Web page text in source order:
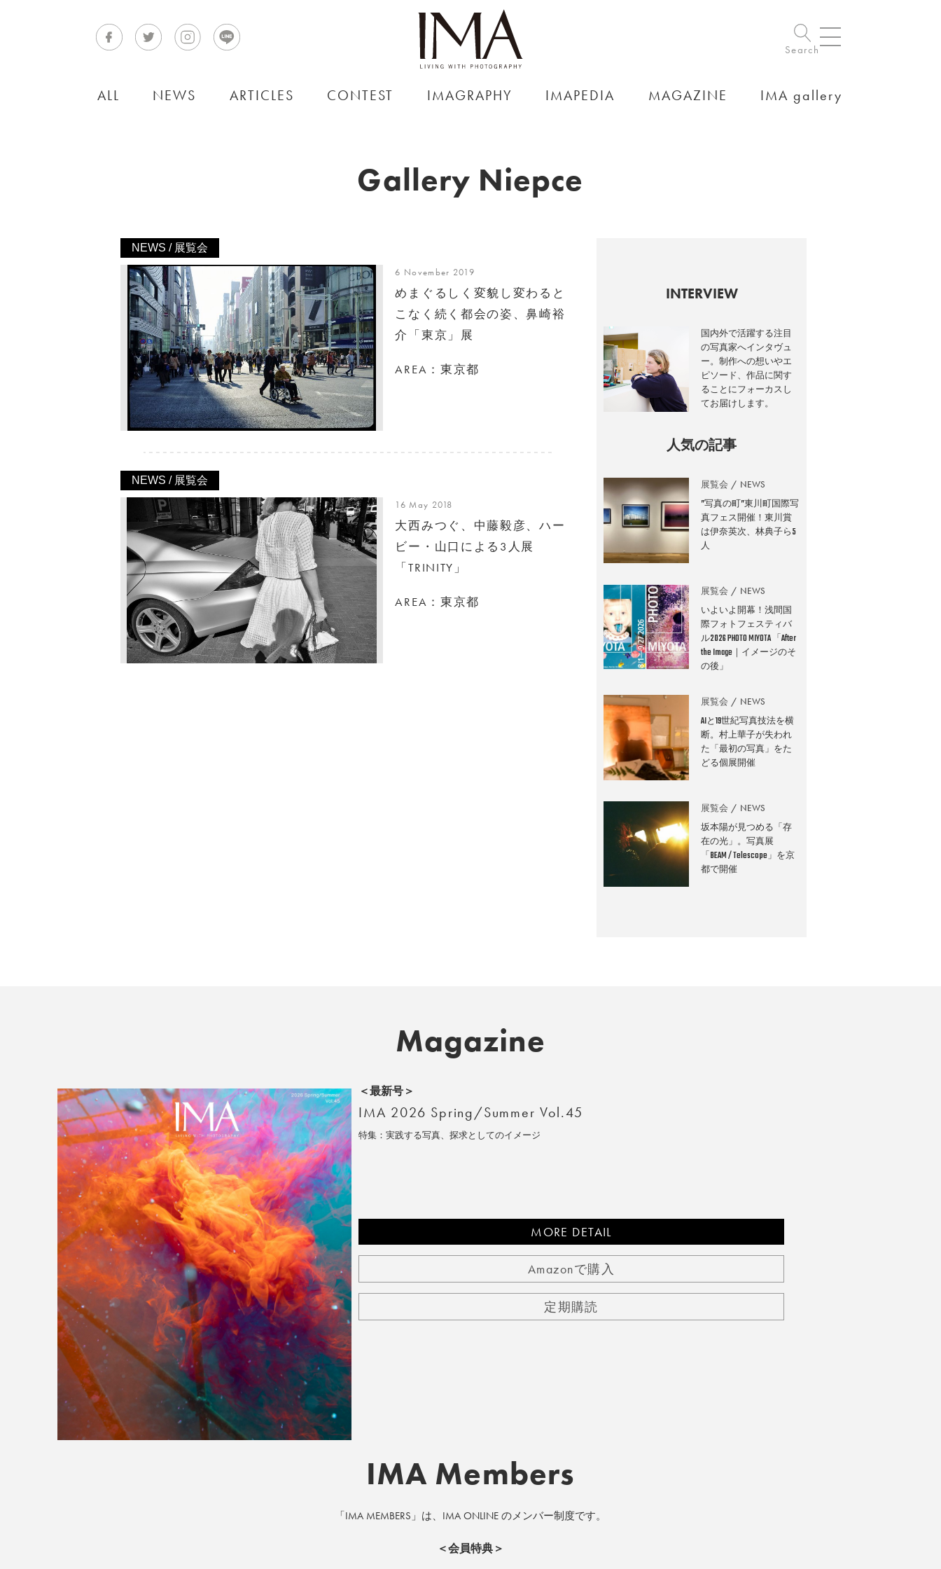
Search
ALL NEWS ARTICLES CONTEST IMAGRAPHY IMAPEDIA MAGAZINE IMA gallery
Gallery Niepce
NEWS / 展覧会
6 November 2019
めまぐるしく変貌し変わると
こなく続く都会の姿、鼻崎裕
介「東京」展
AREA：東京都
NEWS / 展覧会
16 May 2018
大西みつぐ、中藤毅彦、ハー
ビー・山口による3人展
「TRINITY」
AREA：東京都
INTERVIEW
国内外で活躍する注目
の写真家へインタヴュ
ー。制作への想いやエ
ピソード、作品に関す
ることにフォーカスし
てお届けします。
人気の記事
展覧会 NEWS
”写真の町”東川町国際写
真フェス開催！東川賞
は伊奈英次、林典子ら5
人
展覧会 NEWS
いよいよ開幕！浅間国
際フォトフェスティバ
ル2026 PHOTO MIYOTA 「After
the Image｜イメージのそ
の後」
展覧会 NEWS
AIと19世紀写真技法を横
断。村上華子が失われ
た「最初の写真」をた
どる個展開催
展覧会 NEWS
坂本陽が見つめる「存
在の光」。写真展
「BEAM / Telescope」を京
都で開催
Magazine
>>全国の取り扱い店舗
＜最新号＞
IMA 2026 Spring/Summer Vol.45
特集：実践する写真、探求としてのイメージ
MORE DETAIL
Amazonで購入
定期購読
IMA Members
「IMA MEMBERS」は、IMA ONLINE のメンバー制度です。
＜会員特典＞